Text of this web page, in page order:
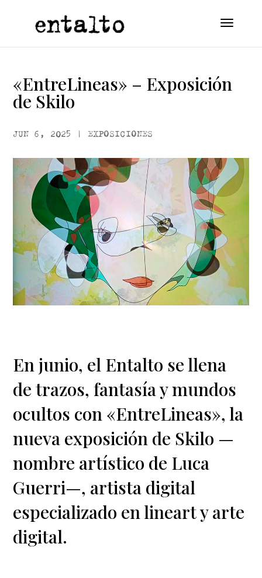
«EntreLineas» – Exposición
de Skilo
JUN 6, 2025 |EXPOSICIONES
En junio, el Entalto se llena
de trazos, fantasía y mundos
ocultos con «EntreLineas», la
nueva exposición de Skilo —
nombre artístico de Luca
Guerri—, artista digital
especializado en lineart y arte
digital.